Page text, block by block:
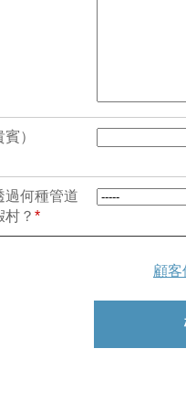
）
過何種管道
？ *
顧客